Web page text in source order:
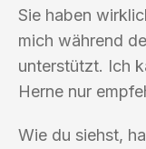
Sie haben
mich während
unterstützt. Ich
Herne nur
Wie du siehst,